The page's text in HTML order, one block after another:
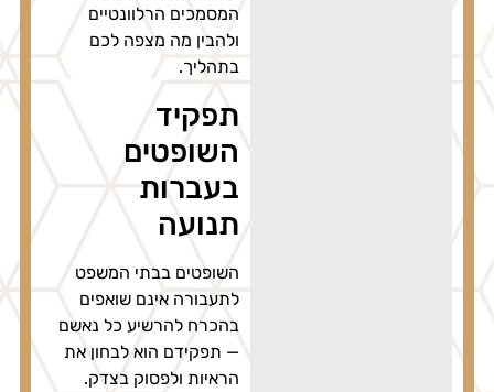
המסמכים הרלוונטיים
ולהבין מה מצפה לכם
בתהליך.
תפקיד
השופטים
בעברות
תנועה
השופטים בבתי המשפט
לתעבורה אינם שואפים
בהכרח להרשיע כל נאשם
— תפקידם הוא לבחון את
הראיות ולפסוק בצדק.